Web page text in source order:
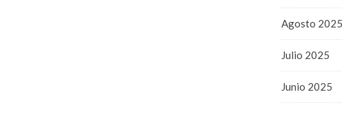
Agosto 2025
Julio 2025
Junio 2025